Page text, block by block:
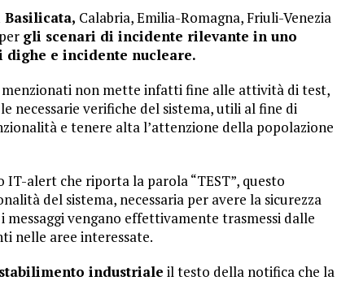
Calabria, Emilia-Romagna, Friuli-Venezia
gli scenari di incidente rilevante in uno
e incidente nucleare.
non mette infatti fine alle attività di test,
necessarie verifiche del sistema, utili al fine di
e tenere alta l’attenzione della popolazione
IT-alert che riporta la parola “TEST”, questo
del sistema, necessaria per avere la sicurezza
messaggi vengano effettivamente trasmessi dalle
nelle aree interessate.
industriale il testo della notifica che la